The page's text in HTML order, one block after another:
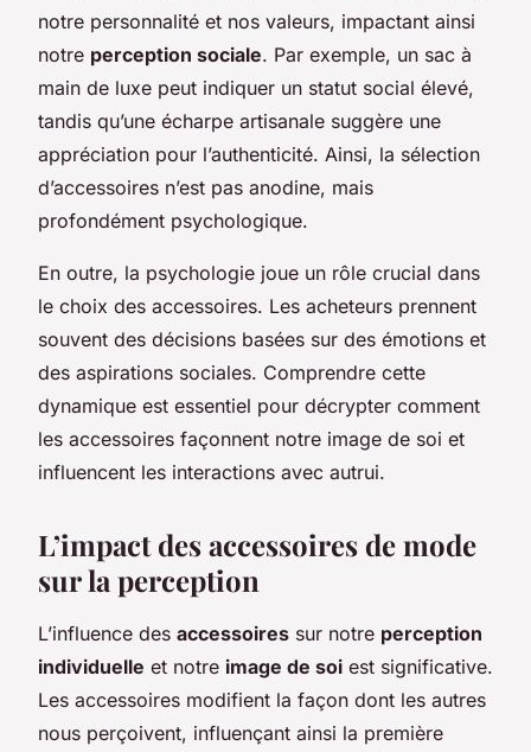
notre personnalité et nos valeurs, impactant ainsi
notre perception sociale. Par exemple, un sac à
main de luxe peut indiquer un statut social élevé,
tandis qu’une écharpe artisanale suggère une
appréciation pour l’authenticité. Ainsi, la sélection
d’accessoires n’est pas anodine, mais
profondément psychologique.
En outre, la psychologie joue un rôle crucial dans
le choix des accessoires. Les acheteurs prennent
souvent des décisions basées sur des émotions et
des aspirations sociales. Comprendre cette
dynamique est essentiel pour décrypter comment
les accessoires façonnent notre image de soi et
influencent les interactions avec autrui.
L’impact des accessoires de mode
sur la perception
L’influence des accessoires sur notre perception
individuelle et notre image de soi est significative.
Les accessoires modifient la façon dont les autres
nous perçoivent, influençant ainsi la première